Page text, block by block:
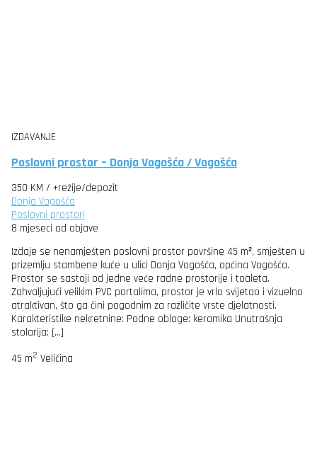
IZDAVANJE
Poslovni prostor – Donja Vogošća / Vogošća
350 KM / +režije/depozit
Donja Vogošća
Poslovni prostori
8 mjeseci od objave
Izdaje se nenamješten poslovni prostor površine 45 m², smješten u
prizemlju stambene kuće u ulici Donja Vogošća, općina Vogošća.
Prostor se sastoji od jedne veće radne prostorije i toaleta.
Zahvaljujući velikim PVC portalima, prostor je vrlo svijetao i vizuelno
atraktivan, što ga čini pogodnim za različite vrste djelatnosti.
Karakteristike nekretnine: Podne obloge: keramika Unutrašnja
stolarija: […]
45 m2 Veličina